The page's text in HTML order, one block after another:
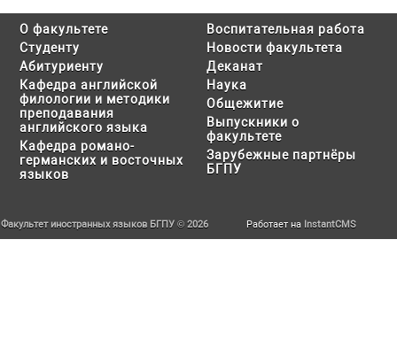
О факультете
Студенту
Абитуриенту
Кафедра английской
филологии и методики
преподавания
английского языка
Кафедра романо-
германских и восточных
языков
Воспитательная работа
Новости факультета
Деканат
Наука
Общежитие
Выпускники о
факультете
Зарубежные партнёры
БГПУ
Факультет иностранных языков БГПУ © 2026 Работает на InstantCMS